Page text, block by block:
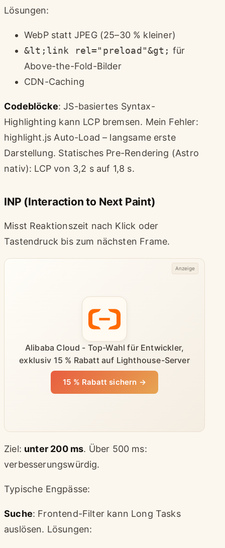
Lösungen:
WebP statt JPEG (25–30 % kleiner)
&lt;link rel="preload"&gt; für
Above-the-Fold-Bilder
CDN-Caching
Codeblöcke: JS-basiertes Syntax-
Highlighting kann LCP bremsen. Mein Fehler:
highlight.js Auto-Load – langsame erste
Darstellung. Statisches Pre-Rendering (Astro
nativ): LCP von 3,2 s auf 1,8 s.
INP (Interaction to Next Paint)
Misst Reaktionszeit nach Klick oder
Tastendruck bis zum nächsten Frame.
Alibaba Cloud - Top-Wahl für Entwickler,
exklusiv 15 % Rabatt auf Lighthouse-Server
15 % Rabatt sichern →
Anzeige
Ziel: unter 200 ms. Über 500 ms:
verbesserungswürdig.
Typische Engpässe:
Suche: Frontend-Filter kann Long Tasks
auslösen. Lösungen: